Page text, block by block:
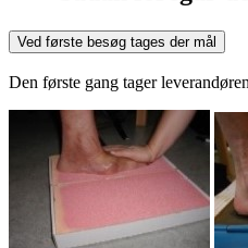
Ved første besøg tages der mål
Den første gang tager